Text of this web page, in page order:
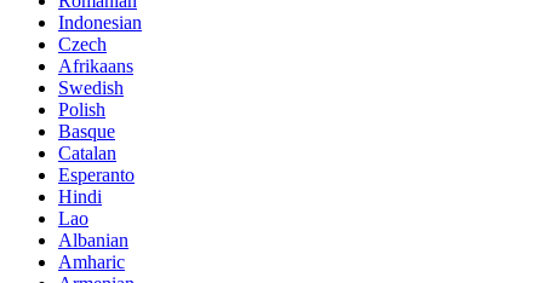
Indonesian
Czech
Afrikaans
Swedish
Polish
Basque
Catalan
Esperanto
Hindi
Lao
Albanian
Amharic